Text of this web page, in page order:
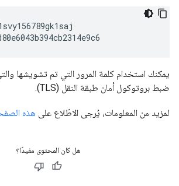
ضبط بروتوكول أمان طبقة النقل (TLS).
لمزيد من المعلومات، يُرجى الاطّلاع على هذه
هل كان المحتوى مفيدًا؟